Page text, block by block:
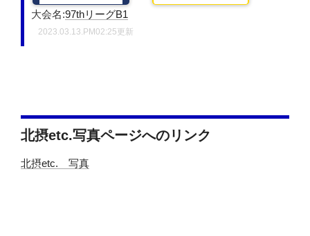
大会名:97thリーグB1
2023.03.13.PM02:25更新
北摂etc.写真ページへのリンク
北摂etc. 写真